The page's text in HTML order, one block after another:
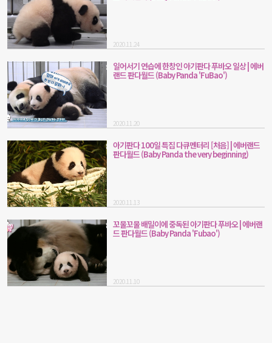
2020.11.24
일어서기 연습에 한창인 아기판다 푸바오 일상 | 에버
랜드 판다월드 (Baby Panda 'FuBao')
2020.11.20
아기판다 100일 특집 다큐멘터리 [처음] | 에버랜드
판다월드 (Baby Panda the very beginning)
2020.11.13
꼬물꼬물 배밀이에 중독된 아기판다 푸바오 | 에버랜
드 판다월드 (Baby Panda 'Fubao')
2020.11.10